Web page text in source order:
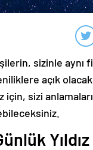
sizinle
açık
için, sizi
Yıldız